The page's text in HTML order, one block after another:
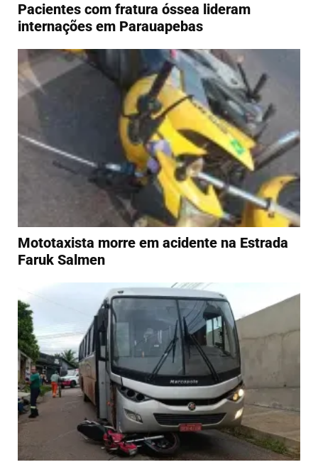
Pacientes com fratura óssea lideram
internações em Parauapebas
Mototaxista morre em acidente na Estrada
Faruk Salmen